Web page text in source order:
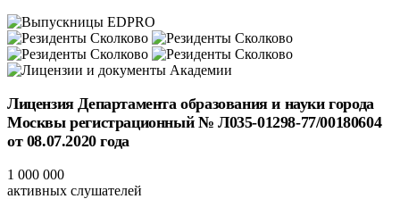
Лицензия Департамента образования и науки города
Москвы регистрационный № Л035-01298-77/00180604
от 08.07.2020 года
1 000 000
активных слушателей